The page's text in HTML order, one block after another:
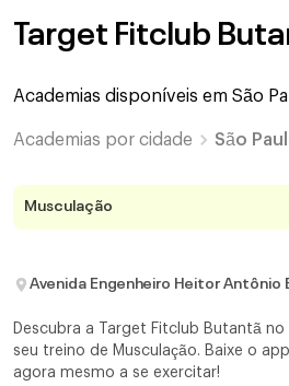
Target Fitclub
Academias disponíveis em São
Academias por cidade São
Musculação
Avenida Engenheiro Heitor Antônio
Descubra a Target Fitclub Butantã
seu treino de Musculação. Baixe o
agora mesmo a se exercitar!